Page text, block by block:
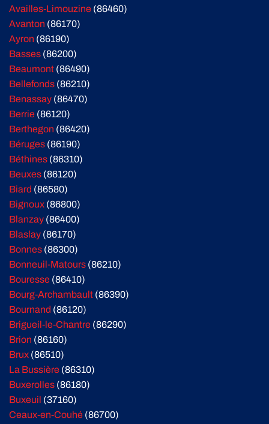
Availles-Limouzine (86460)
Avanton (86170)
Ayron (86190)
Basses (86200)
Beaumont (86490)
Bellefonds (86210)
Benassay (86470)
Berrie (86120)
Berthegon (86420)
Béruges (86190)
Béthines (86310)
Beuxes (86120)
Biard (86580)
Bignoux (86800)
Blanzay (86400)
Blaslay (86170)
Bonnes (86300)
Bonneuil-Matours (86210)
Bouresse (86410)
Bourg-Archambault (86390)
Bournand (86120)
Brigueil-le-Chantre (86290)
Brion (86160)
Brux (86510)
La Bussière (86310)
Buxerolles (86180)
Buxeuil (37160)
Ceaux-en-Couhé (86700)